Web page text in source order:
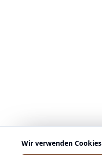
Wir verwenden Cookies